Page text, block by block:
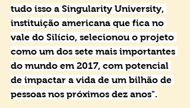
tudo isso a Singularity University,
instituição americana que fica no
vale do Silício, selecionou o projeto
como um dos sete mais importantes
do mundo em 2017, com potencial
de impactar a vida de um bilhão de
pessoas nos próximos dez anos".